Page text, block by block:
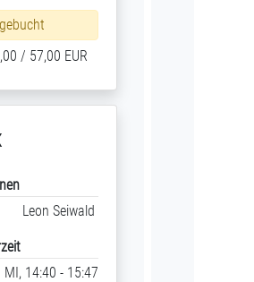
/ 57,00 EUR
Leon Seiwald
MI, 14:40 - 15:47